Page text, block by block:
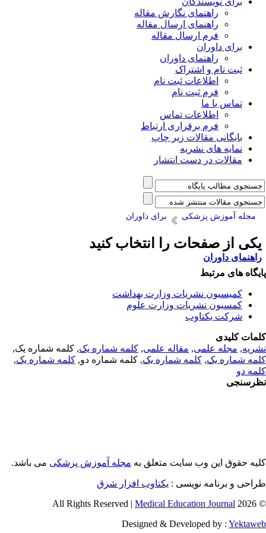
راهنمای نگارش مقاله
راهنمای ارسال مقاله
فرم ارسال مقاله
برای داوران
راهنمای داوران
ثبت نام و اشتراک
اطلاعات ثبت نام
فرم ثبت نام
تماس با ما
اطلاعات تماس
فرم برقراری ارتباط
بایگانی مقالات زیر چاپ
نمایه های نشریه
مقالات در دست انتشار
مجله آموزش پزشکی برای داوران
از صفحات را انتخاب کنید
داوران
های مرتبط
کمیسیون نشریات وزارت بهداشت
کمسیون نشریات وزارت علوم
شرکت یکتاوب
کلیدی
,مجله علمی, مقاله علمی, کلمه شماره یک, کلمه شماره یک,
شماره یک,کلمه شماره یک, کلمه شماره دو,کلمه شماره یک,
دو
حقوق این وب سایت متعلق بهمجله آموزش پزشکیمی باشد.
و برنامه نویسی : یکتاوب افزار شرق
©
Medical Education Journal
Designed & Developed by :